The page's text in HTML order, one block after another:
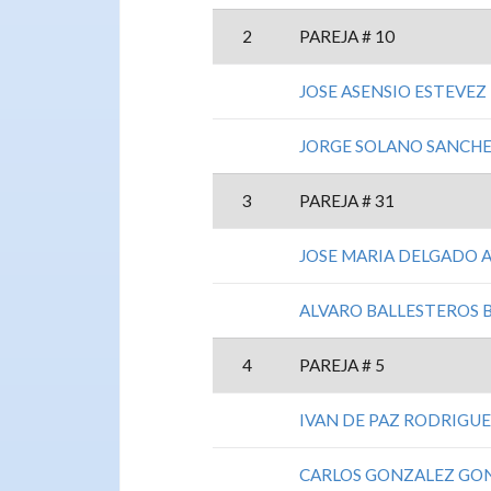
2 PAREJA # 10
JOSE ASENSIO ESTEVEZ
JORGE SOLANO
3 PAREJA # 31
JOSE MARIA DELGADO
ALVARO BALLESTEROS
4 PAREJA # 5
IVAN DE PAZ
CARLOS GONZALEZ